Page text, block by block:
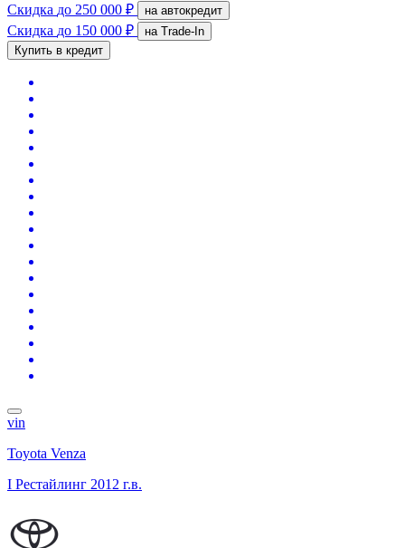
Скидка до 250 000 ₽ на автокредит
Скидка до 150 000 ₽
на Trade-In
Купить в кредит
vin
Toyota Venza
I Рестайлинг 2012 г.в.